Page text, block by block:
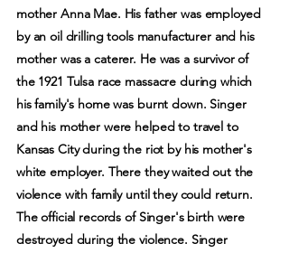
mother Anna Mae. His father was employed
by an oil drilling tools manufacturer and his
mother was a caterer. He was a survivor of
the 1921 Tulsa race massacre during which
his family's home was burnt down. Singer
and his mother were helped to travel to
Kansas City during the riot by his mother's
white employer. There they waited out the
violence with family until they could return.
The official records of Singer's birth were
destroyed during the violence. Singer